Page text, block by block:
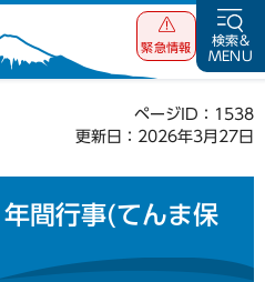
緊急情報
検索&
MENU
ページID：1538
更新日：2026年3月27日
間行事(てんま保